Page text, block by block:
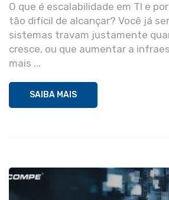
O que é escalabilidade em TI e
tão difícil de alcançar? Você já
sistemas travam justamente
cresce, ou que aumentar a
mais ...
SAIBA MAIS